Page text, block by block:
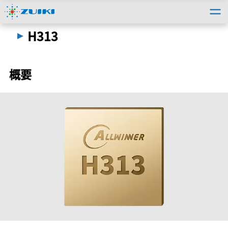
トップ＞法人のお客様
H313
概要